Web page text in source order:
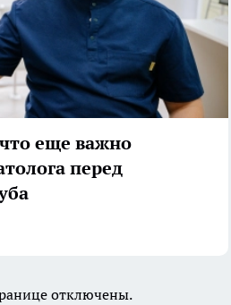
еще важно
перед
отключены.